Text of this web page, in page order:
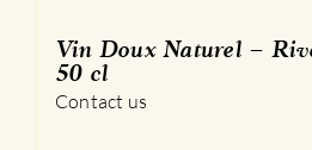
Vin Doux Naturel –
50 cl
Contact us